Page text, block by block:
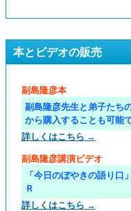
本とビデオの販売
副島隆彦本
副島隆彦先生と弟子たち
から購入することも可能で
詳しくはこちら →
副島隆彦講演ビデオ
「今日のぼやきの語り口
Ｒ
詳しくはこちら →